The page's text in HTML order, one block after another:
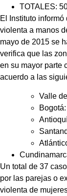
TOTALES:
El Instituto
violenta a manos
mayo de 2015 se
verifica que las
en su mayor parte
acuerdo a las
Valle
Un total de 37
por las parejas o
violenta de